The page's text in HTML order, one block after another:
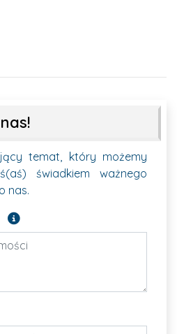
temat, który możemy
świadkiem ważnego
nas.
Pole wymagane
opcjonalne